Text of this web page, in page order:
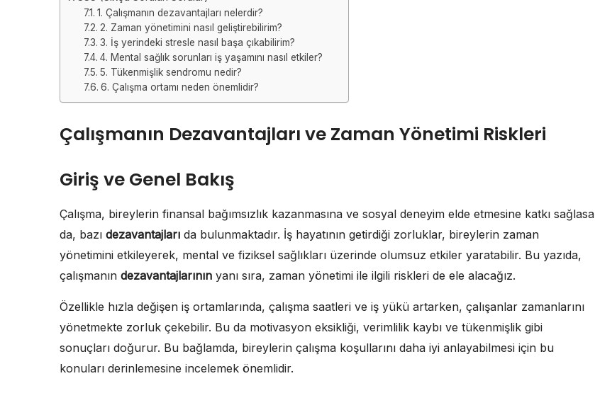
1. Çalışmanın dezavantajları nelerdir?
2. Zaman yönetimini nasıl geliştirebilirim?
3. İş yerindeki stresle nasıl başa çıkabilirim?
4. Mental sağlık sorunları iş yaşamını nasıl etkiler?
5. Tükenmişlik sendromu nedir?
6. Çalışma ortamı neden önemlidir?
Çalışmanın Dezavantajları ve Zaman Yönetimi Riskleri
Giriş ve Genel Bakış
Çalışma, bireylerin finansal bağımsızlık kazanmasına ve sosyal deneyim elde etmesine katkı sağlasa
da, bazı dezavantajları da bulunmaktadır. İş hayatının getirdiği zorluklar, bireylerin zaman
yönetimini etkileyerek, mental ve fiziksel sağlıkları üzerinde olumsuz etkiler yaratabilir. Bu yazıda,
çalışmanın dezavantajlarının yanı sıra, zaman yönetimi ile ilgili riskleri de ele alacağız.
Özellikle hızla değişen iş ortamlarında, çalışma saatleri ve iş yükü artarken, çalışanlar zamanlarını
yönetmekte zorluk çekebilir. Bu da motivasyon eksikliği, verimlilik kaybı ve tükenmişlik gibi
sonuçları doğurur. Bu bağlamda, bireylerin çalışma koşullarını daha iyi anlayabilmesi için bu
konuları derinlemesine incelemek önemlidir.